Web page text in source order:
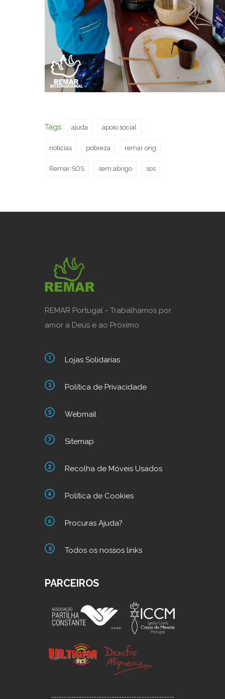
Tags : ajuda apoio social
noticias pobreza remar ong
Remar SOS sem abrigo sos
REMAR Portugal - Trabalhamos por
amor a Deus e ao Próximo
Lojas Solidarias
Política de Privacidade
Webmail
Sitemap
Recolha de Móveis Usados
Política de Cookies
Procuras Ajuda?
Todos os nossos links
PARCEIROS